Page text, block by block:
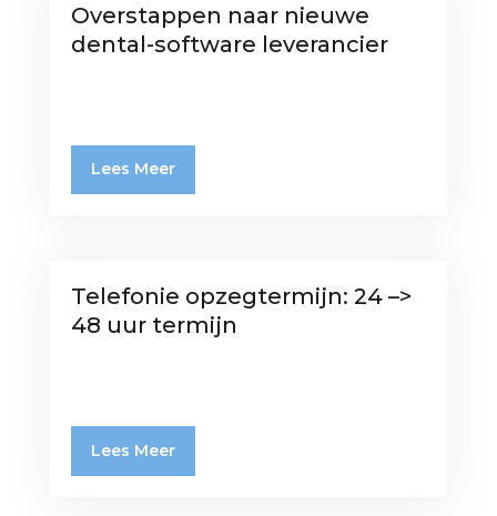
Overstappen naar nieuwe
dental-software leverancier
Lees Meer
Telefonie opzegtermijn: 24 –>
48 uur termijn
Lees Meer